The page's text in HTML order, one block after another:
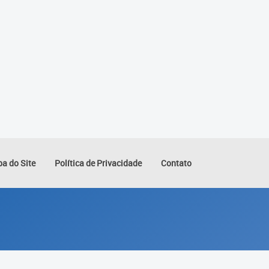
do Site Política de Privacidade Contato